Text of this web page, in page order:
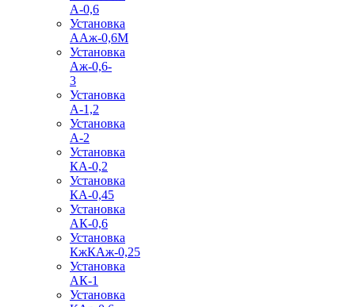
А-0,6
Установка
ААж-0,6М
Установка
Аж-0,6-
3
Установка
А-1,2
Установка
А-2
Установка
КА-0,2
Установка
КА-0,45
Установка
АК-0,6
Установка
КжКАж-0,25
Установка
АК-1
Установка